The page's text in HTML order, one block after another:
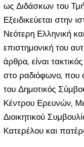
ως Διδάσκων του
Εξειδικεύεται στην
Νεότερη Ελληνική
επιστημονική του
άρθρα, είναι
στο ραδιόφωνο, που
του Δημοτικός
Κέντρου Ερευνών,
Διοικητικού
Κατερέλου και